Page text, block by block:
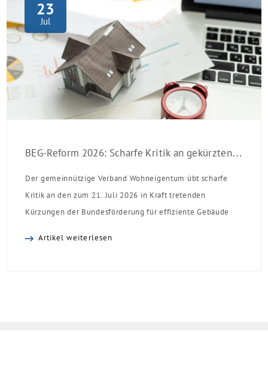
23
Jul
BEG-Reform 2026: Scharfe Kritik an gekürzten Sanierungsförderungen
Der gemeinnützige Verband Wohneigentum übt scharfe
Kritik an den zum 21. Juli 2026 in Kraft tretenden
Kürzungen der Bundesförderung für effiziente Gebäude
Artikel weiterlesen